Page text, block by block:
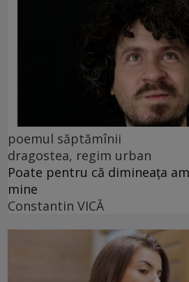
poemul săptămînii
dragostea, regim urban
Poate pentru că dimineața
mine
Constantin VICĂ